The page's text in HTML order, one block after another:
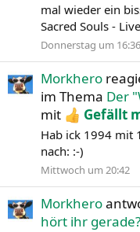
mal wieder ein
Sacred Souls -
Donnerstag um 16:36
Morkhero
im Thema Der
mit
Gefällt
Hab ick 1994 mit
nach: :-)
Mittwoch um 20:42
Morkhero
hört ihr